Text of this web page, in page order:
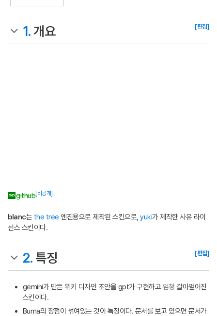
1. 개요 [편집]
github[비공개]
blanc는 the tree 엔진용으로 제작된 스킨으로, yuki가 제작한 사유 라이
선스 스킨이다.
2. 특징 [편집]
gemini가 만든 위키 디자인 초안을 gpt가 구현하고엄청갈아엎어진
스킨이다.
Buma의 장점이 섞여있는 것이 특징이다. 문서를 보고 있으면 문서가